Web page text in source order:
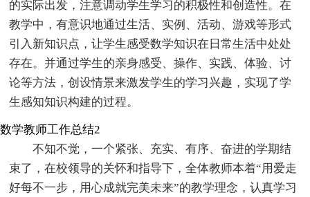
的实际出发，注意调动学生学习的积极性和创造性。在
教学中，有意识地通过生活、实例、活动、游戏等形式
引入新知识点，让学生感受数学知识在日常生活中处处
存在。并通过学生的亲身感受、操作、实践、体验、讨
论等方法，创设情景来激发学生的学习兴趣，实现了学
生感知知识构建的过程。
数学教师工作总结2
不知不觉，一个紧张、充实、有序、奋进的学期结
束了，在校领导的关怀和指导下，全体教师本着“用爱走
好每不一步，用心成就完美未来”的教学理念，认真学习